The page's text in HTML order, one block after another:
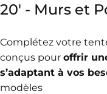
20' - Murs et
Complétez votre
conçus pour offrir
s’adaptant à vos
modèles